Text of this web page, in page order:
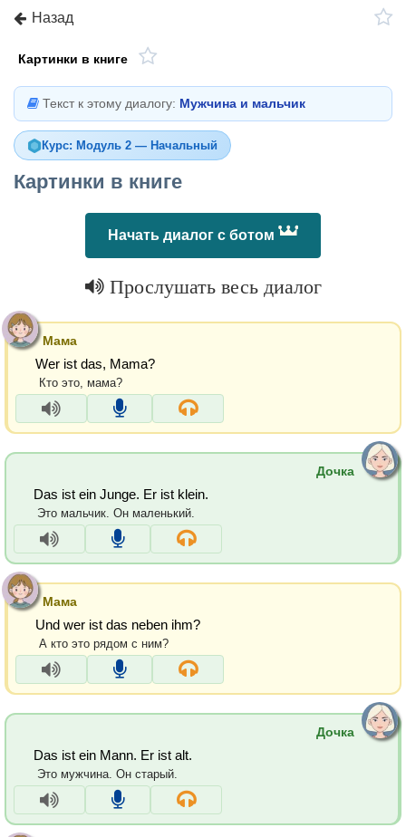
Назад
Картинки в книге
Текст к этому диалогу: Мужчина и мальчик
Курс: Модуль 2 — Начальный
Картинки в книге
Начать диалог с ботом
Прослушать весь диалог
Мама
Wer ist das, Mama?
Кто это, мама?
Дочка
Das ist ein Junge. Er ist klein.
Это мальчик. Он маленький.
Мама
Und wer ist das neben ihm?
А кто это рядом с ним?
Дочка
Das ist ein Mann. Er ist alt.
Это мужчина. Он старый.